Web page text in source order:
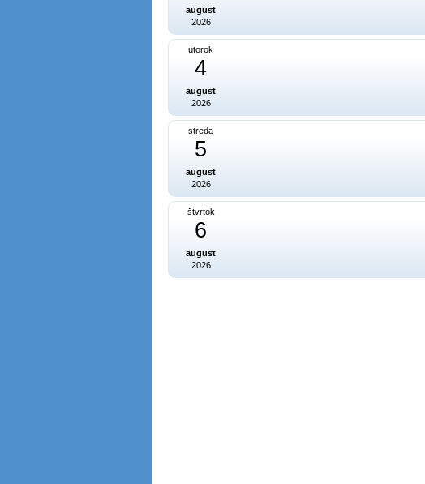
august
2026
utorok
4
august
2026
streda
5
august
2026
štvrtok
6
august
2026